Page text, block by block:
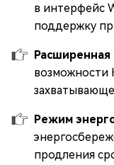
в интерфейс
поддержку
возможности
Режим
продления